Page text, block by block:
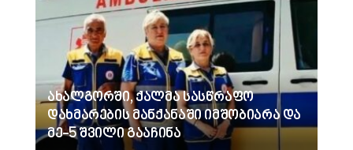
ახალგორში, ქალმა სასწრაფო
დახმარების მანქანაში იმშობიარა და
მე-5 შვილი გააჩინა